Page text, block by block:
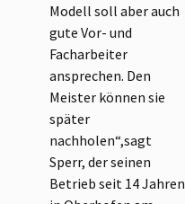
Modell soll aber auch
gute Vor- und
Facharbeiter
ansprechen. Den
Meister können sie
später
nachholen“,sagt
Sperr, der seinen
Betrieb seit 14 Jahren